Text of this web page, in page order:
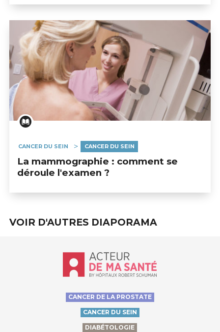
CANCER DU SEIN CANCER DU SEIN
La mammographie : comment se
déroule l'examen ?
VOIR D'AUTRES DIAPORAMA
Accueil - Acteur de ma santé, by
CANCER DE LA PROSTATE
CANCER DU SEIN
DIABÉTOLOGIE